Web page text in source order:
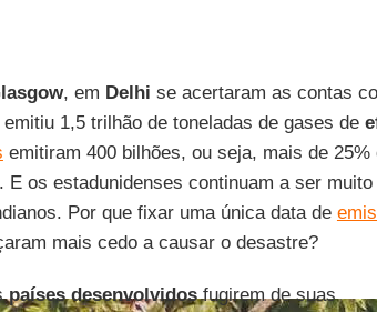
, em Delhi se acertaram as contas
1,5 trilhão de toneladas de gases de
emitiram 400 bilhões, ou seja, mais de 25%
E os estadunidenses continuam a ser muito
Por que fixar uma única data de
mais cedo a causar o desastre?
países desenvolvidosfugirem de suas